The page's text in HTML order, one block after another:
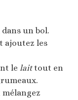
un bol.
ajoutez les
le laittout en